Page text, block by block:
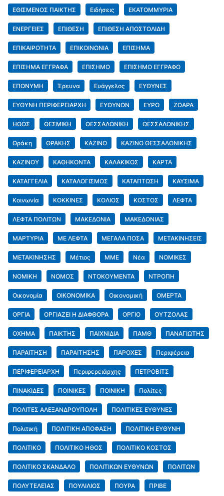
ΕΘΙΣΜΕΝΟΣ ΠΑΙΚΤΗΣ Ειδήσεις ΕΚΑΤΟΜΜΥΡΙΑ
ΕΝΕΡΓΕΙΕΣ ΕΠΙΘΕΣΗ ΕΠΙΘΕΣΗ ΑΠΟΣΤΟΛΙΔΗ
ΕΠΙΚΑΙΡΟΤΗΤΑ ΕΠΙΚΟΙΝΩΝΙΑ ΕΠΙΣΗΜΑ
ΕΠΙΣΗΜΑ ΕΓΓΡΑΦΑ ΕΠΙΣΗΜΟ ΕΠΙΣΗΜΟ ΕΓΓΡΑΦΟ
ΕΠΩΝΥΜΗ Έρευνα Ευάγγελος ΕΥΘΥΝΕΣ
ΕΥΘΥΝΗ ΠΕΡΙΦΕΡΕΙΑΡΧΗ ΕΥΘΥΝΩΝ ΕΥΡΩ ΖΩΑΡΑ
ΗΘΟΣ ΘΕΣΜΙΚΗ ΘΕΣΣΑΛΟΝΙΚΗ ΘΕΣΣΑΛΟΝΙΚΗΣ
Θράκη ΘΡΑΚΗΣ ΚΑΖΙΝΟ ΚΑΖΙΝΟ ΘΕΣΣΑΛΟΝΙΚΗΣ
ΚΑΖΙΝΟΥ ΚΑΘΗΚΟΝΤΑ ΚΑΛΑΚΙΚΟΣ ΚΑΡΤΑ
ΚΑΤΑΓΓΕΛΙΑ ΚΑΤΑΛΟΓΙΣΜΟΣ ΚΑΤΑΠΤΩΣΗ ΚΑΥΣΙΜΑ
Κοινωνία ΚΟΚΚΙΝΕΣ ΚΟΛΙΟΣ ΚΟΣΤΟΣ ΛΕΦΤΑ
ΛΕΦΤΑ ΠΟΛΙΤΩΝ ΜΑΚΕΔΟΝΙΑ ΜΑΚΕΔΟΝΙΑΣ
ΜΑΡΤΥΡΙΑ ΜΕ ΛΕΦΤΑ ΜΕΓΑΛΑ ΠΟΣΑ ΜΕΤΑΚΙΝΗΣΕΙΣ
ΜΕΤΑΚΙΝΗΣΗΣ Μέτιος ΜΜΕ Νέα ΝΟΜΙΚΕΣ
ΝΟΜΙΚΗ ΝΟΜΟΣ ΝΤΟΚΟΥΜΕΝΤΑ ΝΤΡΟΠΗ
Οικονομία ΟΙΚΟΝΟΜΙΚΑ Οικονομική ΟΜΕΡΤΑ
ΟΡΓΙΑ ΟΡΓΙΑΖΕΙ Η ΔΙΑΦΘΟΡΑ ΟΡΓΙΟ ΟΥΤΖΟΛΑΣ
ΟΧΗΜΑ ΠΑΙΚΤΗΣ ΠΑΙΧΝΙΔΙΑ ΠΑΜΘ ΠΑΝΑΓΙΩΤΗΣ
ΠΑΡΑΙΤΗΣΗ ΠΑΡΑΙΤΗΣΗΣ ΠΑΡΟΧΕΣ Περιφέρεια
ΠΕΡΙΦΕΡΕΙΑΡΧΗ Περιφερειάρχης ΠΕΤΡΟΒΙΤΣ
ΠΙΝΑΚΙΔΕΣ ΠΟΙΝΙΚΕΣ ΠΟΙΝΙΚΗ Πολίτες
ΠΟΛΙΤΕΣ ΑΛΕΞΑΝΔΡΟΥΠΟΛΗ ΠΟΛΙΤΙΚΕΣ ΕΥΘΥΝΕΣ
Πολιτική ΠΟΛΙΤΙΚΗ ΑΠΟΦΑΣΗ ΠΟΛΙΤΙΚΗ ΕΥΘΥΝΗ
ΠΟΛΙΤΙΚΟ ΠΟΛΙΤΙΚΟ ΗΘΟΣ ΠΟΛΙΤΙΚΟ ΚΟΣΤΟΣ
ΠΟΛΙΤΙΚΟ ΣΚΑΝΔΑΛΟ ΠΟΛΙΤΙΚΩΝ ΕΥΘΥΝΩΝ ΠΟΛΙΤΩΝ
ΠΟΛΥΤΕΛΕΊΑΣ ΠΟΥΛΙΛΙΟΣ ΠΟΥΡΑ ΠΡΙΒΕ